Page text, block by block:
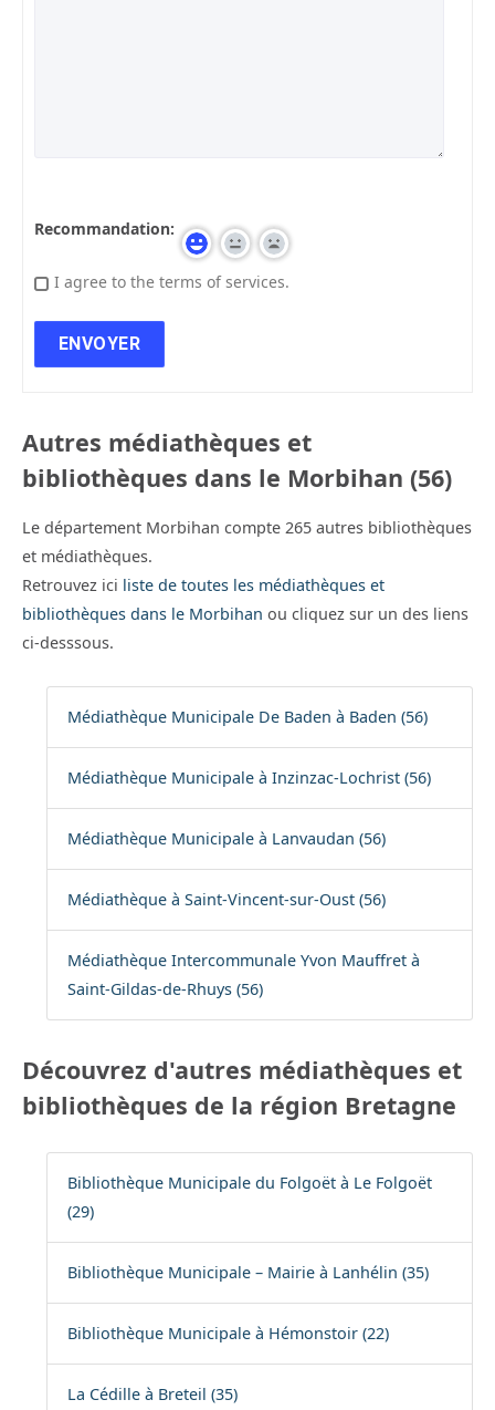
Recommandation:
I agree to the terms of services.
Autres médiathèques et
bibliothèques dans le Morbihan (56)
Le département Morbihan compte 265 autres bibliothèques
et médiathèques.
Retrouvez ici liste de toutes les médiathèques et
bibliothèques dans le Morbihan ou cliquez sur un des liens
ci-desssous.
Médiathèque Municipale De Baden à Baden (56)
Médiathèque Municipale à Inzinzac-Lochrist (56)
Médiathèque Municipale à Lanvaudan (56)
Médiathèque à Saint-Vincent-sur-Oust (56)
Médiathèque Intercommunale Yvon Mauffret à
Saint-Gildas-de-Rhuys (56)
Découvrez d'autres médiathèques et
bibliothèques de la région Bretagne
Bibliothèque Municipale du Folgoët à Le Folgoët
(29)
Bibliothèque Municipale – Mairie à Lanhélin (35)
Bibliothèque Municipale à Hémonstoir (22)
La Cédille à Breteil (35)